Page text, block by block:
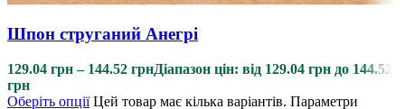
Шпон струганий Анегрі
129.04 грн – 144.52 грнДіапазон цін: від 129.04 грн до 144.52
грн
Оберіть опції Цей товар має кілька варіантів. Параметри